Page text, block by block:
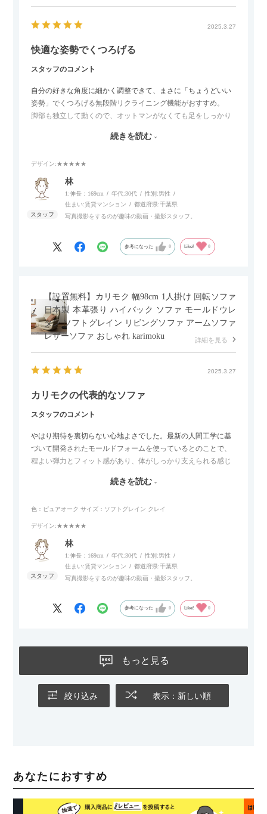
2025.3.27
快適な姿勢でくつろげる
スタッフのコメント
自分の好きな角度に細かく調整できて、まさに「ちょうどいい
姿勢」でくつろげる無段階リクライニング機能がおすすめ。
脚部も独立して動くので、オットマンがなくても足をしっかり
スマホやタブレットを充電しながらリラックスできるのが嬉し
個人的にはコードレス＆充電式なので、コンセントの場所を気
にせず、好きな場所に置けるのが画期的に感じました。
続きを読む
デザイン:★★★★★
林
1:伸長：169cm 年代:30代 性別:男性
住まい:賃貸マンション 都道府県:千葉県
写真撮影をするのが趣味の動画・撮影スタッフ。
参考になった 0 Like! 0
【設置無料】カリモク 幅98cm 1人掛け 回転ソファ
日本製 本革張り ハイバック ソファ モールドウレ
タン ソフトグレイン リビングソファ アームソファ
レザーソファ おしゃれ karimoku
詳細を見る
2025.3.27
カリモクの代表的なソファ
スタッフのコメント
やはり期待を裏切らない心地よさでした。最新の人間工学に基
づいて開発されたモールドフォームを使っているとのことで、
程よい弾力とフィット感があり、体がしっかり支えられる感じ
リラックスタイムによさそうでした。回転タイプなので、個人
す。
続きを読む
色：ピュアオーク サイズ：ソフトグレイン クレイ
デザイン:★★★★★
林
1:伸長：169cm 年代:30代 性別:男性
住まい:賃貸マンション 都道府県:千葉県
写真撮影をするのが趣味の動画・撮影スタッフ。
参考になった 0 Like! 0
もっと見る
絞り込み 表示：新しい順
あなたにおすすめ